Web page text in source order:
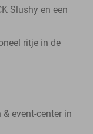
Slushy en een
ritje in de
event-center in